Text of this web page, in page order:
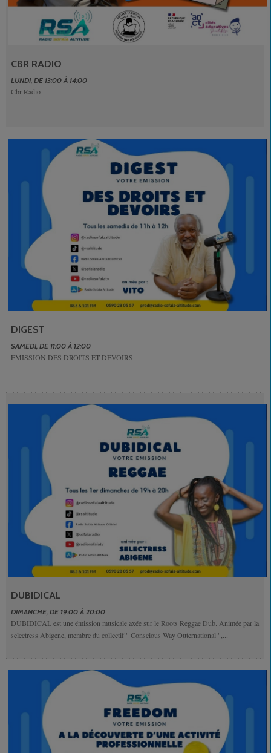
CBR RADIO
LUNDI, DE 13:00 À 14:00
Cbr Radio
DIGEST
SAMEDI, DE 11:00 À 12:00
EMISSION DES DROITS ET DEVOIRS
DUBIDICAL
DIMANCHE, DE 19:00 À 20:00
DUBIDICAL est une émission musicale axée sur le Roots Reggae Dub. Animée par la
selectress Abigene, membre du collectif " Conscious Way Outernational ",...